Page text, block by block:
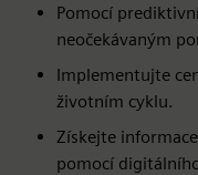
Pomocí
neočekávaným
Implementujte
životním cyklu.
Získejte
pomocí